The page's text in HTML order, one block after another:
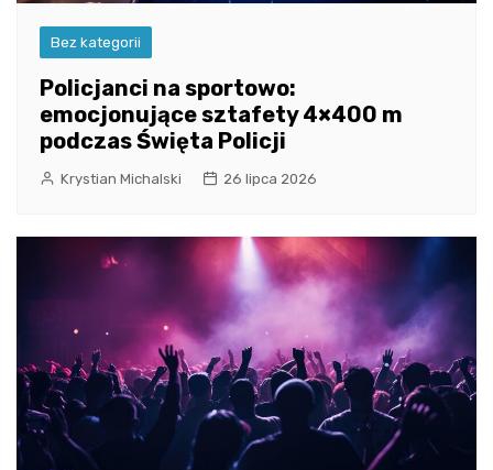
Bez kategorii
Policjanci na sportowo:
emocjonujące sztafety 4×400 m
podczas Święta Policji
Krystian Michalski 26 lipca 2026